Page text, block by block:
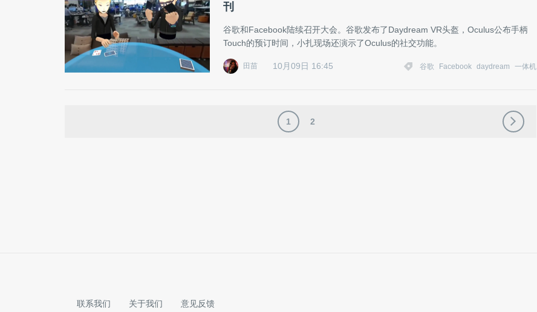
刊
谷歌和Facebook陆续召开大会。谷歌发布了Daydream VR头盔，Oculus公布手柄
Touch的预订时间，小扎现场还演示了Oculus的社交功能。
田苗 10月09日 16:45 谷歌 Facebook daydream 一体机
1 2
联系我们 关于我们 意见反馈